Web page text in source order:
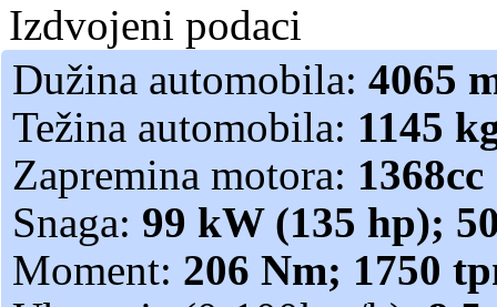
Izdvojeni podaci
Dužina automobila: 4065
Težina automobila: 1145
Zapremina motora: 1368cc
Snaga: 99 kW (135 hp);
Moment: 206 Nm; 1750